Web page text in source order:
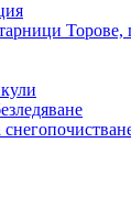
Торове,